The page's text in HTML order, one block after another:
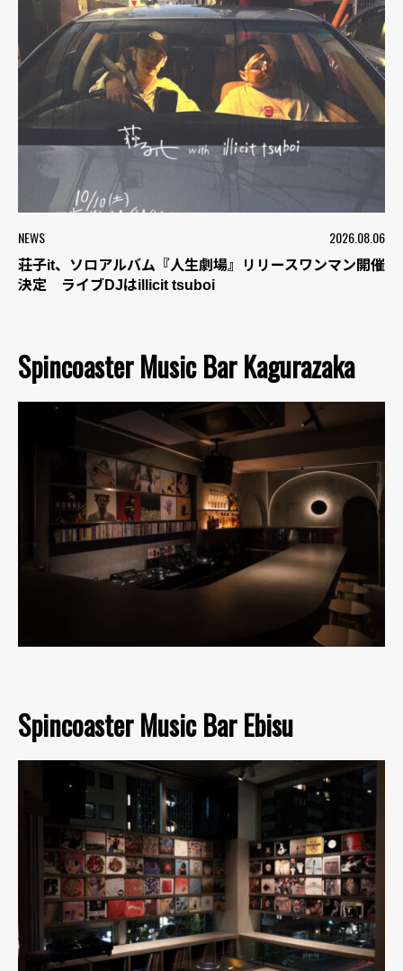
NEWS 2026.08.06
荘子it、ソロアルバム『人生劇場』リリースワンマン開催
決定 ライブDJはillicit tsuboi
Spincoaster Music Bar Kagurazaka
Spincoaster Music Bar Ebisu